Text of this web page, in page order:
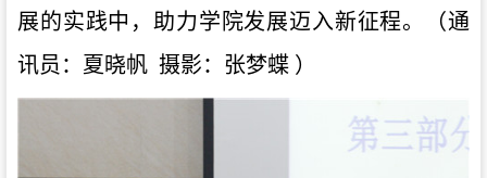
展的实践中 ，助力学院发展迈入新征程。（通
讯员：夏晓帆 摄影：张梦蝶 ）